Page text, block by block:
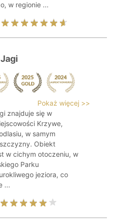
w regionie ...
Pokaż więcej >>
znajduje się w
Krzywe,
w samym
Obiekt
w cichym otoczeniu, w
Parku
jeziora, co
...